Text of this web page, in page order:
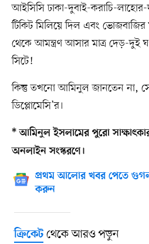
আইসিসি ঢাকা-দুবাই-করাচি-লাহোর-
টিকিট মিলিয়ে দিল এবং
থেকে আমন্ত্রণ আসার মাত্র দেড়-দুই
সিটে!
কিন্তু তখনো আমিনুল জানতেন না,
ডিপ্লোমেসি’র।
* আমিনুল ইসলামের পুরো
অনলাইন সংস্করণে।
প্রথম আলোর খবর পেতে
করুন
ক্রিকেটথেকে আরও পড়ুন